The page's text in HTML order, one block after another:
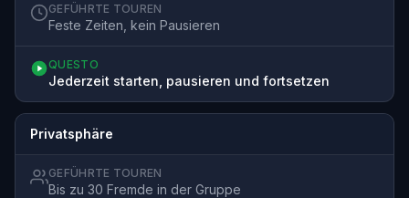
GEFÜHRTE TOUREN
Feste Zeiten, kein Pausieren
QUESTO
Jederzeit starten, pausieren und fortsetzen
Privatsphäre
GEFÜHRTE TOUREN
Bis zu 30 Fremde in der Gruppe